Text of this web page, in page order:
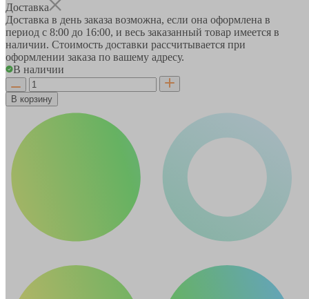
Доставка
Доставка в день заказа возможна, если она оформлена в
период с 8:00 до 16:00, и весь заказанный товар имеется в
наличии. Стоимость доставки рассчитывается при
оформлении заказа по вашему адресу.
В наличии
В корзину